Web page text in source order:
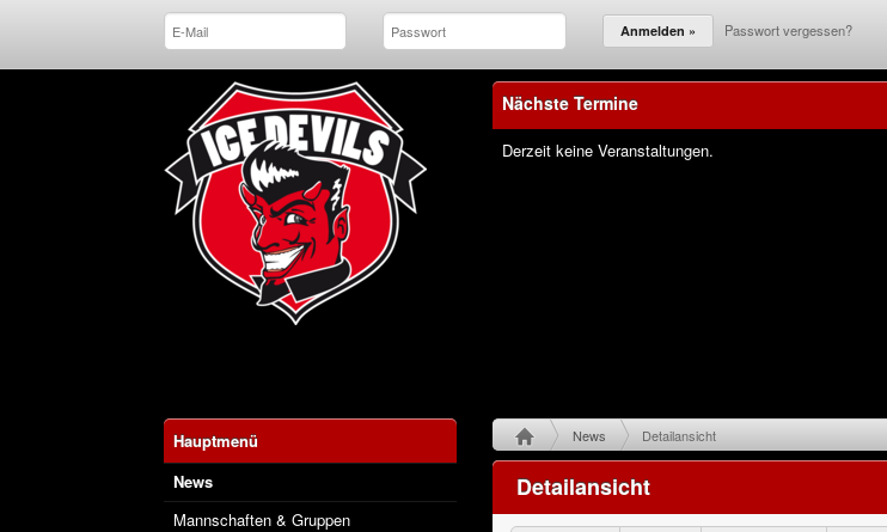
Passwort vergessen?
Nächste Termine
Derzeit keine Veranstaltungen.
News Detailansicht
Detailansicht
Hauptmenü
News
Mannschaften & Gruppen